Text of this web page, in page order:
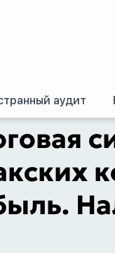
аудит
система Монако: аудит,